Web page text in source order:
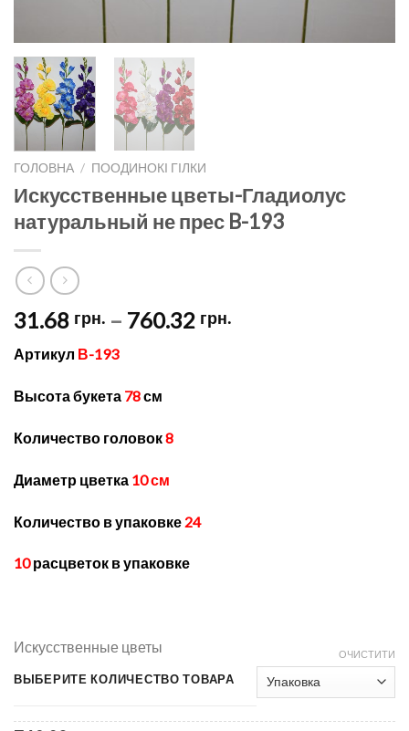
ГОЛОВНА / ПООДИНОКІ ГІЛКИ
Искусственные цветы-Гладиолус
натуральный не прес B-193
31.68 грн. – 760.32 грн.Price
Артикул В-193
Высота букета 78см
Количество головок8
Диаметр цветка 10 см
Количество в упаковке 24
10 расцветок в упаковке
Искусственные цветы
ВЫБЕРИТЕ КОЛИЧЕСТВО ТОВАРА
ОЧИСТИТИ